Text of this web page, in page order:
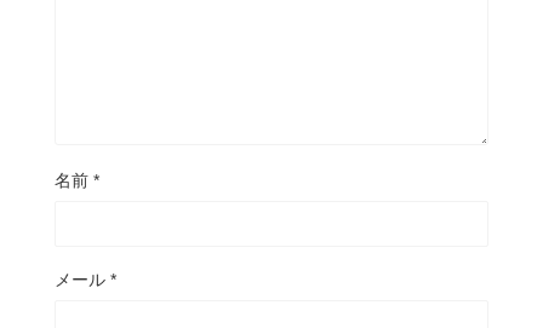
名前 *
メール *